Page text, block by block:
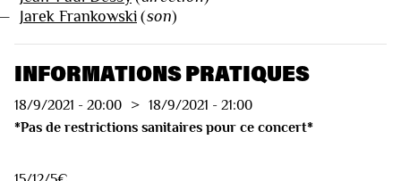
Jarek Frankowski (son)
INFORMATIONS PRATIQUES
18/9/2021 - 20:00 > 18/9/2021 - 21:00
*Pas de restrictions sanitaires pour ce concert*